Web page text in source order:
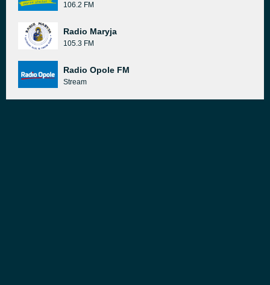
106.2 FM
Radio Maryja
105.3 FM
Radio Opole FM
Stream